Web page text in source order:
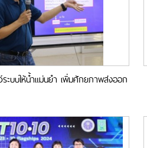
ระบบให้น้ำแม่นยำ เพิ่มศักยภาพส่งออก